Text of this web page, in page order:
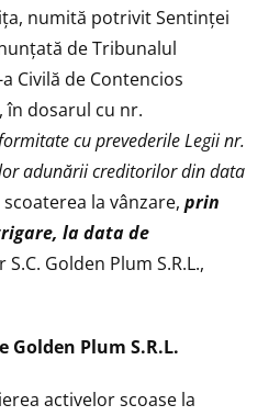
numită potrivit Sentinței
de Tribunalul
Civilă de Contencios
în dosarul cu nr.
cu prevederile Legii nr.
adunării creditorilor din data
la vânzare, prin
la data de
Golden Plum S.R.L.,
Golden Plum S.R.L.
activelor scoase la